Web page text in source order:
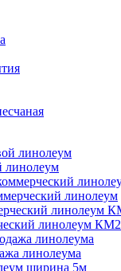
линолеум
линолеум
линолеум КМ2
линолеума